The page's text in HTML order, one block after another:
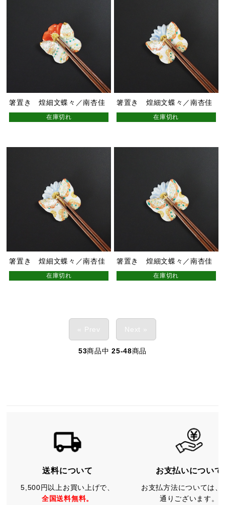
箸置き 煌細文蝶々／南杏佳
在庫切れ
箸置き 煌細文蝶々／南杏佳
在庫切れ
箸置き 煌細文蝶々／南杏佳
在庫切れ
箸置き 煌細文蝶々／南杏佳
在庫切れ
« Prev Next »
53商品中 25-48商品
送料について
5,500円以上お買い上げで、
全国送料無料。
お支払いについて
お支払方法については、
通りございます。